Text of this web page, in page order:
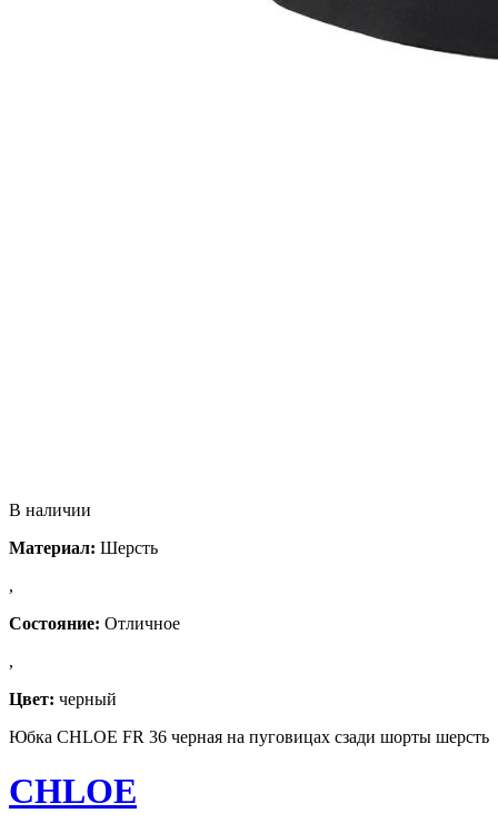
В наличии
Материал: Шерсть
,
Состояние: Отличное
,
Цвет: черный
Юбка CHLOE FR 36 черная на пуговицах сзади шорты шерсть
CHLOE